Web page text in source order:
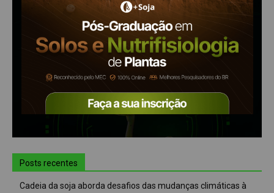
Posts recentes
Cadeia da soja aborda desafios das mudanças climáticas à